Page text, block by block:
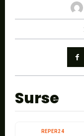
Surse
REPER24